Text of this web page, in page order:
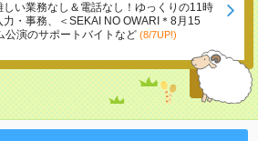
しい業務なし＆電話なし！ゆっくりの11時
力・事務、＜SEKAI NO OWARI＊8月15
公演のサポートバイトなど (8/7UP!)